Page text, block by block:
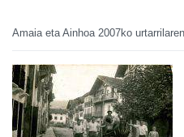
Amaia eta Ainhoa 2007ko